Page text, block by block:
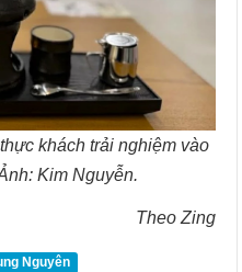
khách trải nghiệm vào
Kim Nguyễn.
Theo Zing
Nguyên